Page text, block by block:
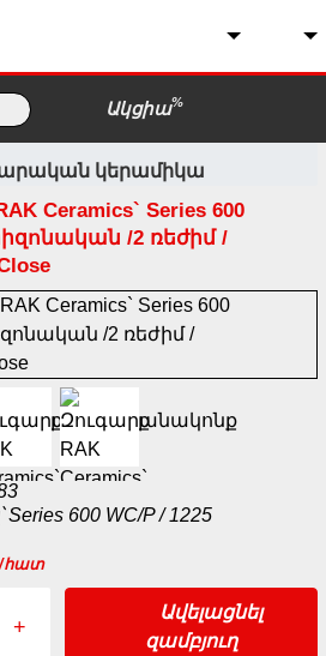
Ակցիա%
կերամիկա
Ceramics` Series 600
/2 ռեժիմ /
Series 600 WC/P / 1225
հատ
+
զամբյուղ